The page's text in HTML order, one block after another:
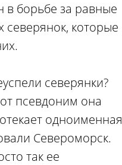
в борьбе за равные
которые
северянки?
псевдоним она
одноименная
Североморск.
так ее